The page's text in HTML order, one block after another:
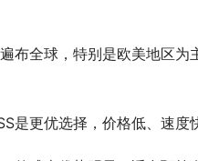
布全球，特别是欧美地区为
是更优选择，价格低、速度